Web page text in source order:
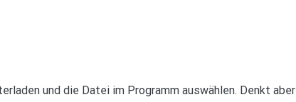
und die Datei im Programm auswählen. Denkt aber